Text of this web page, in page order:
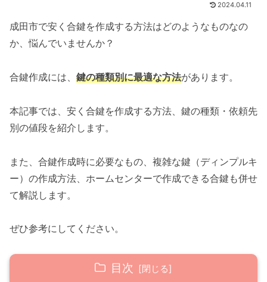
2024.04.11
成田市で安く合鍵を作成する方法はどのようなものなの
か、悩んでいませんか？
合鍵作成には、 鍵の種類別に最適な方法があります。
本記事では、安く合鍵を作成する方法、鍵の種類・依頼先
別の値段を紹介します。
また、合鍵作成時に必要なもの、複雑な鍵（ディンプルキ
ー）の作成方法、ホームセンターで作成できる合鍵も併せ
て解説します。
ぜひ参考にしてください。
目次